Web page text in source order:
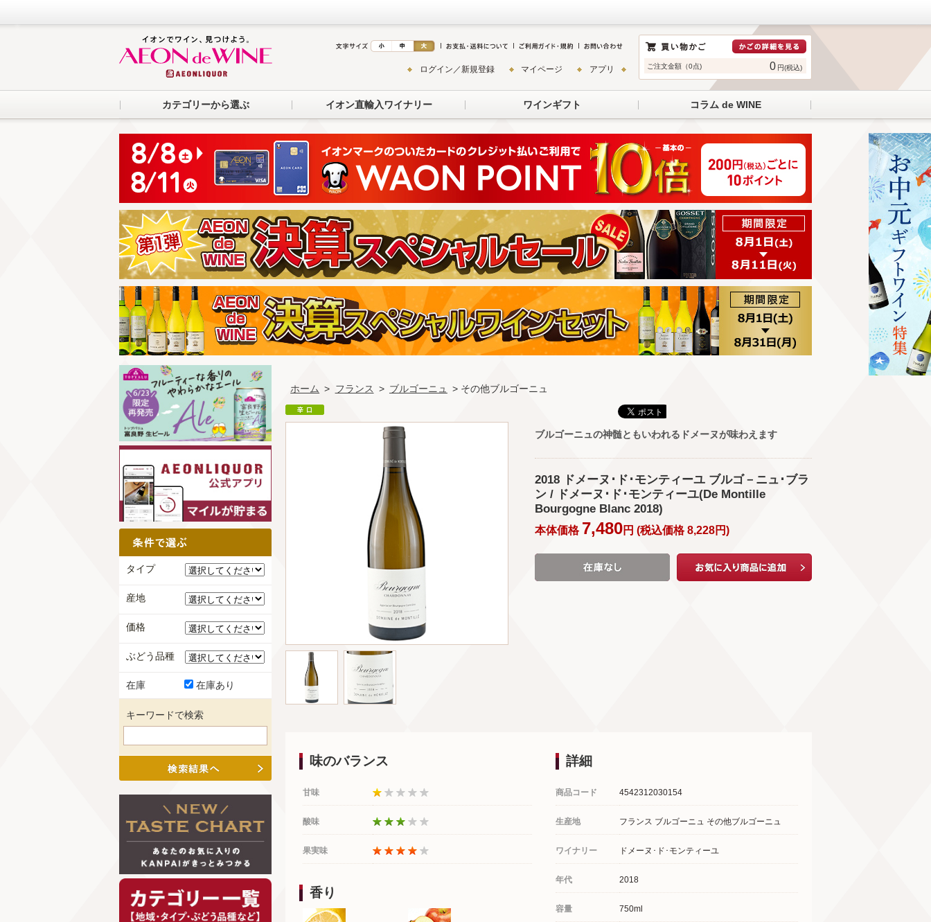
ご注文金額（0点) 0 円(税込)
ログイン／新規登録 マイページ アプリ
カテゴリーから選ぶ イオン直輸入ワイナリー ワインギフト コラム de WINE
ホーム > フランス > ブルゴーニュ > その他ブルゴーニュ
ブルゴーニュの神髄ともいわれるドメーヌが味わえます
2018 ドメーヌ･ド･モンティーユ ブルゴ－ニュ･ブラ
ン / ドメーヌ･ド･モンティーユ(De Montille
Bourgogne Blanc 2018)
本体価格 7,480円 (税込価格8,228円)
詳細
商品コード 4542312030154
生産地 フランス ブルゴーニュ その他ブルゴーニュ
ワイナリー ドメーヌ･ド･モンティーユ
年代 2018
容量 750ml
味のバランス
甘味
酸味
果実味
香り
タイプ
産地
価格
ぶどう品種
在庫 在庫あり
キーワードで検索